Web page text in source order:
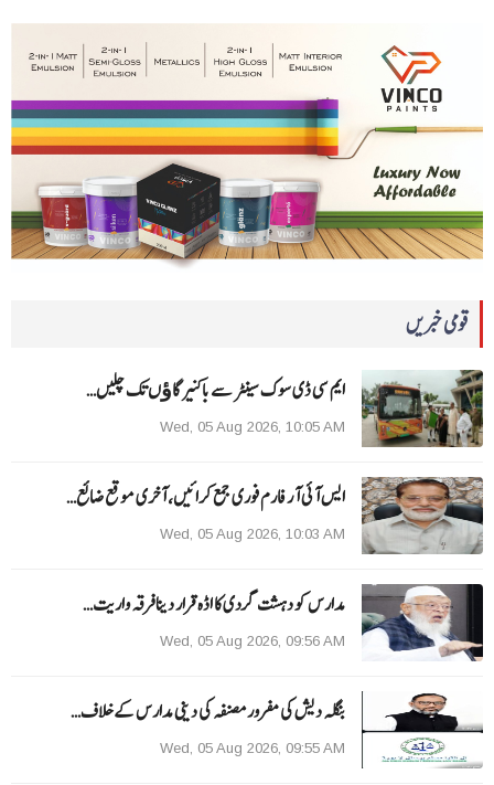
قومی خبریں
ایم سی ڈی سوک سینٹر سے باکنیر گاﺅں تک چلیں…
Wed, 05 Aug 2026, 10:05 AM
ایس آئی آر فارم فوری جمع کرائیں، آخری موقع ضائع…
Wed, 05 Aug 2026, 10:03 AM
مدارس کو دہشت گردی کا اڈہ قرار دینا فرقہ واریت…
Wed, 05 Aug 2026, 09:56 AM
بنگلہ دیش کی مفرور مصنفہ کی دینی مدارس کے خلاف…
Wed, 05 Aug 2026, 09:55 AM